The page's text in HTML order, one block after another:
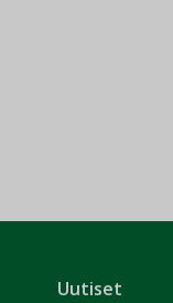
Uutiset